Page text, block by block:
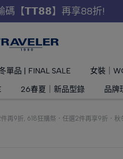
碼【𝗧𝗧𝟴𝟴】再享88折!
單品 | FINAL SALE
女裝｜
26春夏｜新品型錄 品牌
再9折, 618狂購祭．任選2件再享9折．